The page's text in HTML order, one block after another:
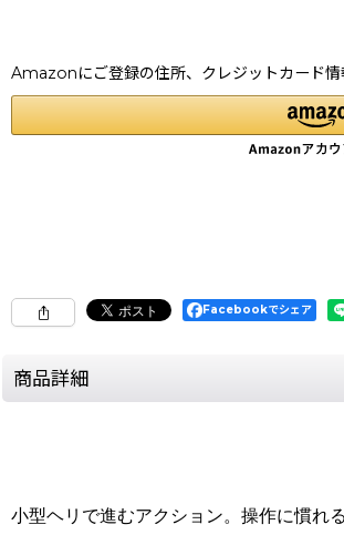
Amazonにご登録の住所、クレジットカード
Facebookでシェア
商品詳細
小型ヘリで進むアクション。操作に慣れ